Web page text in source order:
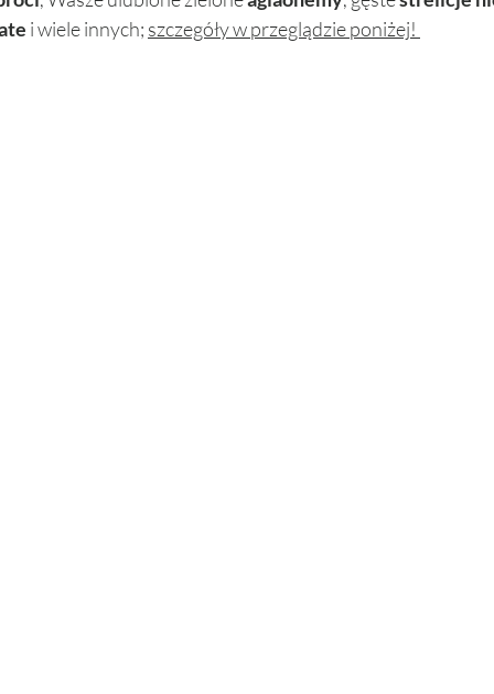
i wiele innych; szczegóły w przeglądzie poniżej!